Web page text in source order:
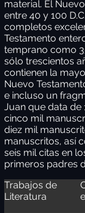
material. El
entre 40 y 100
completos
Testamento
temprano como
sólo trescientos
contienen la
Nuevo
e incluso un
Juan que data de
cinco mil
diez mil
manuscritos, así
seis mil citas en
primeros padres
Trabajos de
Literatura